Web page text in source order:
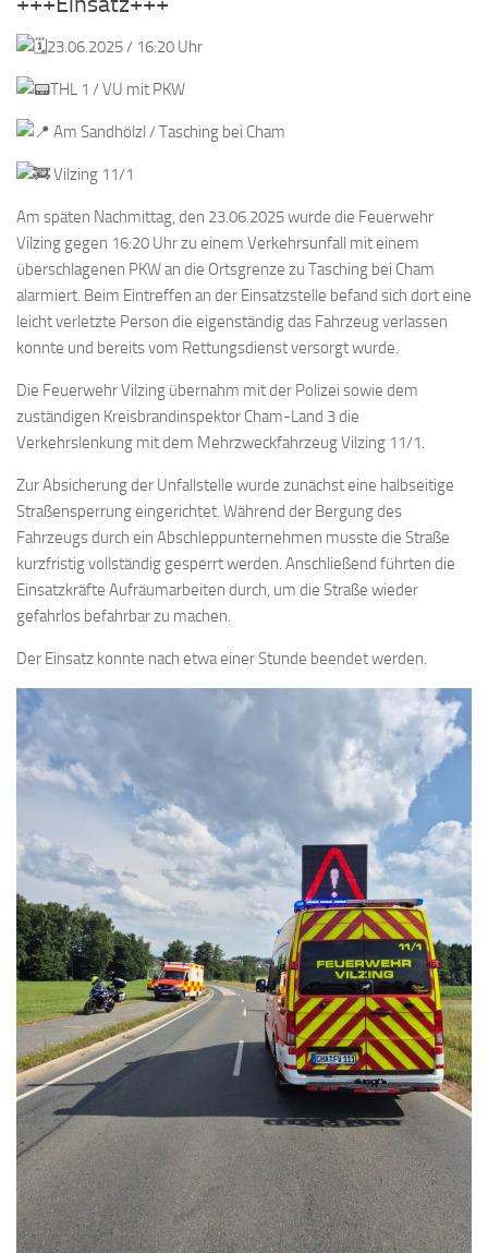
23.06.2025 / 16:20 Uhr
THL 1 / VU mit PKW
Am Sandhölzl / Tasching bei Cham
Vilzing 11/1
Am späten Nachmittag, den 23.06.2025 wurde die Feuerwehr
Vilzing gegen 16:20 Uhr zu einem Verkehrsunfall mit einem
überschlagenen PKW an die Ortsgrenze zu Tasching bei Cham
alarmiert. Beim Eintreffen an der Einsatzstelle befand sich dort eine
leicht verletzte Person die eigenständig das Fahrzeug verlassen
konnte und bereits vom Rettungsdienst versorgt wurde.
Die Feuerwehr Vilzing übernahm mit der Polizei sowie dem
zuständigen Kreisbrandinspektor Cham-Land 3 die
Verkehrslenkung mit dem Mehrzweckfahrzeug Vilzing 11/1.
Zur Absicherung der Unfallstelle wurde zunächst eine halbseitige
Straßensperrung eingerichtet. Während der Bergung des
Fahrzeugs durch ein Abschleppunternehmen musste die Straße
kurzfristig vollständig gesperrt werden. Anschließend führten die
Einsatzkräfte Aufräumarbeiten durch, um die Straße wieder
gefahrlos befahrbar zu machen.
Der Einsatz konnte nach etwa einer Stunde beendet werden.